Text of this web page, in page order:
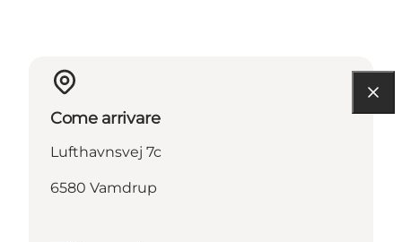
Come arrivare
Lufthavnsvej 7c
6580 Vamdrup